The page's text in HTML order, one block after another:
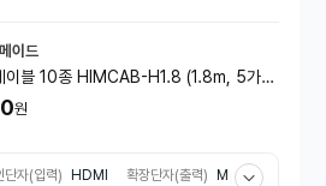
이드
이블 10종 HIMCAB-H1.8 (1.8m, 5가지
원
단자(입력) HDMI 확장단자(출력)
M